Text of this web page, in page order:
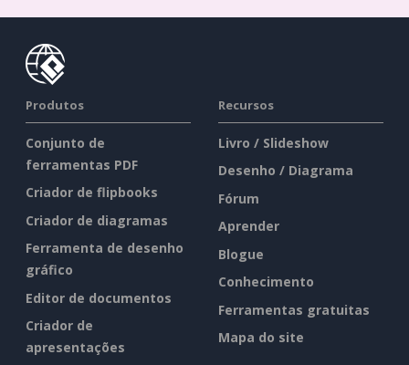
Produtos
Conjunto de
ferramentas PDF
Criador de flipbooks
Criador de diagramas
Ferramenta de desenho
gráfico
Editor de documentos
Criador de
apresentações
Recursos
Livro / Slideshow
Desenho / Diagrama
Fórum
Aprender
Blogue
Conhecimento
Ferramentas gratuitas
Mapa do site